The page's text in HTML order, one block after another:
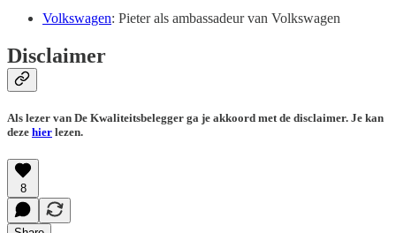
Volkswagen: Pieter als ambassadeur van Volkswagen
Disclaimer
Als lezer van De Kwaliteitsbelegger ga je akkoord met de disclaimer. Je kan
deze hier lezen.
8